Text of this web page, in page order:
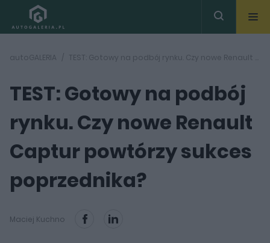
autoGALERIA TEST: Gotowy na podbój rynku. Czy nowe Renault Captur powtórzy sukces poprzednika?
TEST: Gotowy na podbój
rynku. Czy nowe Renault
Captur powtórzy sukces
poprzednika?
Maciej Kuchno